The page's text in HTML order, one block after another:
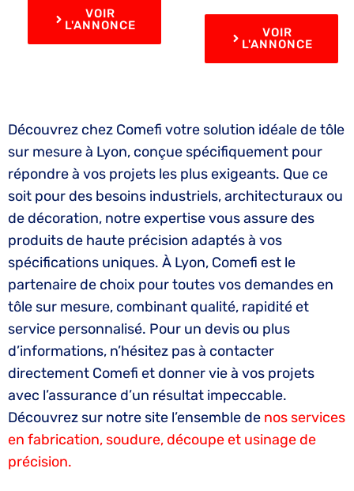
VOIR
L'ANNONCE
VOIR
L'ANNONCE
Découvrez chez Comefi votre solution idéale de tôle
sur mesure à Lyon, conçue spécifiquement pour
répondre à vos projets les plus exigeants. Que ce
soit pour des besoins industriels, architecturaux ou
de décoration, notre expertise vous assure des
produits de haute précision adaptés à vos
spécifications uniques. À Lyon, Comefi est le
partenaire de choix pour toutes vos demandes en
tôle sur mesure, combinant qualité, rapidité et
service personnalisé. Pour un devis ou plus
d’informations, n’hésitez pas à contacter
directement Comefi et donner vie à vos projets
avec l’assurance d’un résultat impeccable.
Découvrez sur notre site l’ensemble de nos services
en fabrication, soudure, découpe et usinage de
précision.